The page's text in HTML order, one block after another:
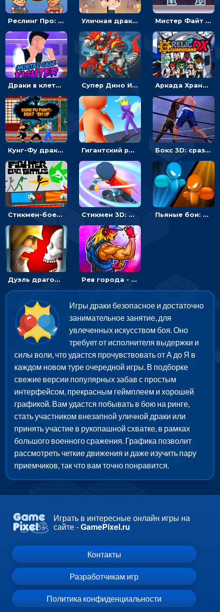
Реслинг Про: отправь противников в нокаут - драки Уличная драка: бей первым и получай награду Мистер Файт в бою: подкинь тряпичную куклу и уничтожь врагов
Драки в клетке: выбирай соперника и победи в рукопашном бою Супер Дино Истребитель: создай динозавра и сразись с врагом Аркада Хранители реликвий: вступай в драки и получай артефакты
Кунг-Фу драки: сражайся с врагами и доберись до босса Гигантский рывок 3D: копи силы и сражайся с боссом Бокс 3D: сразись с соперником на ринге и одержи победу
Стикмен-боец: эпические драки Стикмен 3D: драка за справедливость Пьяные бои: драки на боксерском ринге
Дуэль драгоценностей: заработай золото в бою Рев города - драки для мальчиков
Игры драки безопасное и достаточно
занимательное занятие, для
увлеченных искусством боя. Оно
требует от исполнителя выдержки и
силы воли, что удастся прочувствовать от А до Я в
каждом новом туре очередной игры. В подборке
свежие версии популярных забав с простым
интерфейсом, прекрасным геймплеем и хорошей
графикой. Вам удастся побывать в бою на ринге,
стать участником внезапной уличной драки или
принять участие в рукопашной схватке, в рамках
большого военного сражения. Графика позволит
рассмотреть четкие движения и даже изучить пару
приемчиков, так что вам точно понравится.
Играть в интересные онлайн игры на
сайте -GamePixel.ru
Контакты
Разработчикам игр
Политика конфиденциальности